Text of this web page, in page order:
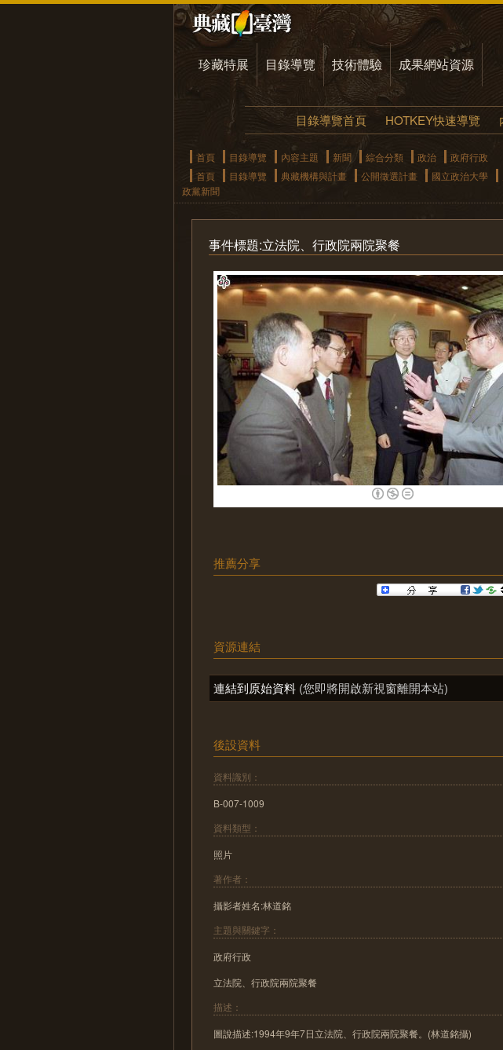
珍藏特展 目錄導覽 技術體驗 成果網站資源
目錄導覽首頁 HOTKEY快速導覽
首頁 目錄導覽 內容主題 新聞 綜合分類 政治
政府行政
首頁
目錄導覽 典藏機構與計畫 公開徵選計畫 國立政治大學
政黨新聞
事件標題:立法院、行政院兩院聚餐
推薦分享
資源連結
連結到原始資料 (您即將開啟新視窗離開本站)
後設資料
資料識別：
B-007-1009
資料類型：
照片
著作者：
攝影者姓名:林道銘
主題與關鍵字：
政府行政
立法院、行政院兩院聚餐
描述：
圖說描述:1994年9年7日立法院、行政院兩院聚餐。(林道銘攝)